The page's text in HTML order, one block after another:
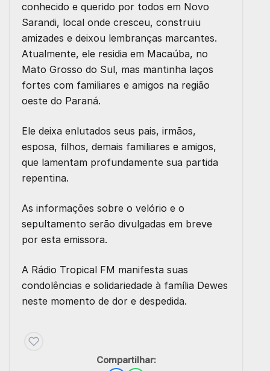
conhecido e querido por todos em Novo
Sarandi, local onde cresceu, construiu
amizades e deixou lembranças marcantes.
Atualmente, ele residia em Macaúba, no
Mato Grosso do Sul, mas mantinha laços
fortes com familiares e amigos na região
oeste do Paraná.
Ele deixa enlutados seus pais, irmãos,
esposa, filhos, demais familiares e amigos,
que lamentam profundamente sua partida
repentina.
As informações sobre o velório e o
sepultamento serão divulgadas em breve
por esta emissora.
A Rádio Tropical FM manifesta suas
condolências e solidariedade à família Dewes
neste momento de dor e despedida.
Compartilhar: